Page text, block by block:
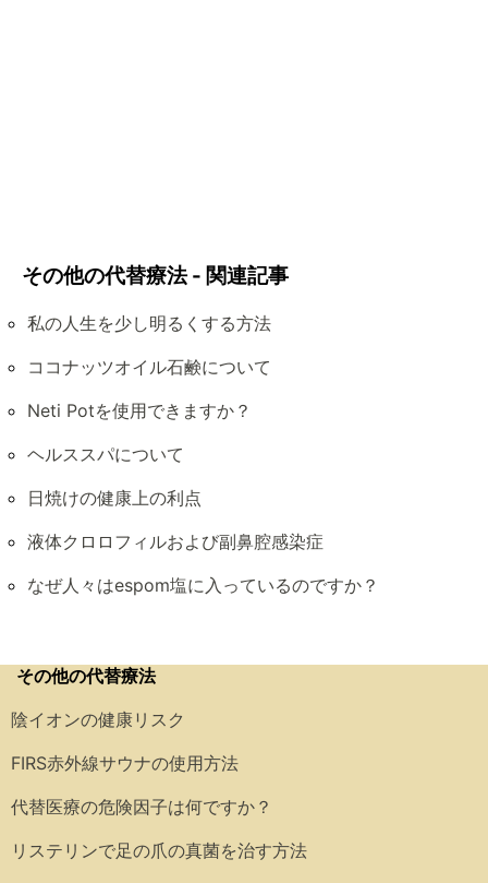
その他の代替療法 - 関連記事
私の人生を少し明るくする方法
ココナッツオイル石鹸について
Neti Potを使用できますか？
ヘルススパについて
日焼けの健康上の利点
液体クロロフィルおよび副鼻腔感染症
なぜ人々はespom塩に入っているのですか？
その他の代替療法
陰イオンの健康リスク
FIRS赤外線サウナの使用方法
代替医療の危険因子は何ですか？
リステリンで足の爪の真菌を治す方法